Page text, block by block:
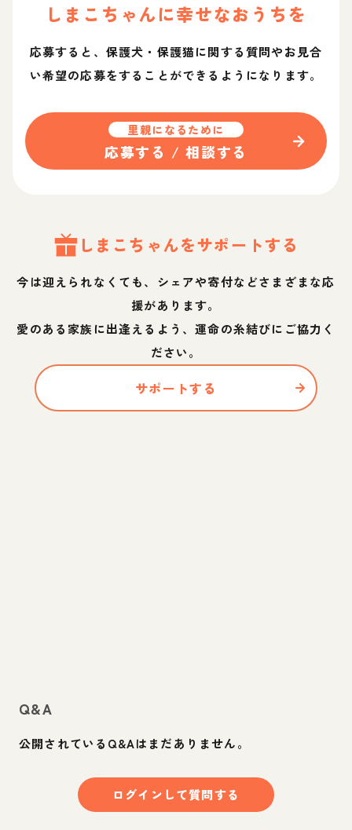
しまこ ちゃんに幸せなおうちを
応募すると、保護犬・保護猫に関する質問やお見合
い希望の応募をすることができるようになります。
里親になるために
応募する / 相談する
しまこ ちゃんをサポートする
今は迎えられなくても、シェアや寄付などさまざまな応
援があります。
愛のある家族に出逢えるよう、運命の糸結びにご協力く
ださい。
サポートする
Q&A
公開されているQ&Aはまだありません。
ログインして質問する